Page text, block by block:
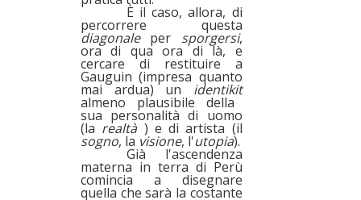
È il caso, allora, di
percorrere questa
diagonaleper sporgersi,
ora di qua ora di là, e
cercare di restituire a
Gauguin (impresa quanto
mai ardua) un identikit
almeno plausibile della
sua personalità di uomo
(la realtà) e di artista (il
sogno, la visione, l'utopia).
Già l'ascendenza
materna in terra di Perù
comincia a disegnare
quella che sarà la costante